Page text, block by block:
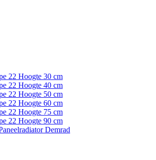
22 Hoogte 30 cm
22 Hoogte 40 cm
22 Hoogte 50 cm
22 Hoogte 60 cm
22 Hoogte 75 cm
22 Hoogte 90 cm
Demrad